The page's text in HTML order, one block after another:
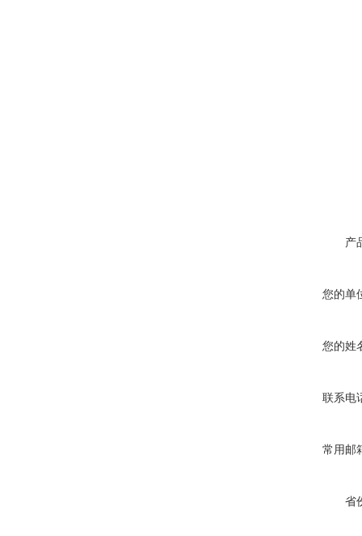
产
您的单
您的姓
联系电
常用邮
省